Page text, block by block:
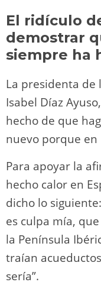
El ridículo
demostrar
siempre ha
La presidenta de
Isabel Díaz
hecho de que
nuevo porque en
Para apoyar la
hecho calor en
dicho lo
es culpa mía,
la Península
traían
sería”.